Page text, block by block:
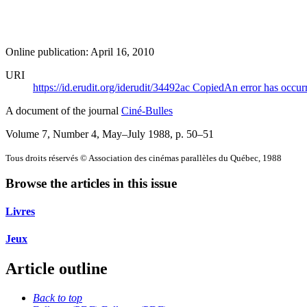
Online publication: April 16, 2010
URI
https://id.erudit.org/iderudit/34492ac CopiedAn error has
A document of the journal Ciné-Bulles
Volume 7, Number 4, May–July 1988, p. 50–51
Tous droits réservés © Association des cinémas parallèles du Québec, 1988
Browse the articles in this issue
Livres
Jeux
Article outline
Back to top